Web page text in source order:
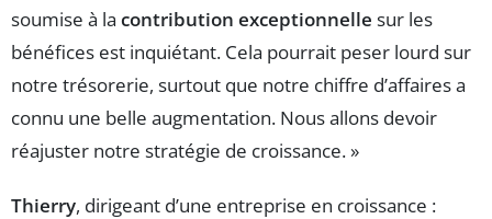
soumise à la contribution exceptionnelle sur les
bénéfices est inquiétant. Cela pourrait peser lourd sur
notre trésorerie, surtout que notre chiffre d’affaires a
connu une belle augmentation. Nous allons devoir
réajuster notre stratégie de croissance. »
Thierry, dirigeant d’une entreprise en croissance :